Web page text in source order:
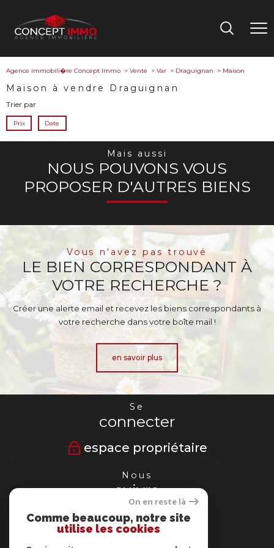
Agence immobili�re Concept Immo Vente Var Draguignan Maison
Maison à vendre Draguignan
Trier par
Prix Date
Mais aussi
NOUS POUVONS VOUS
PROPOSER D'AUTRES BIENS
Vous n'avez pas trouvé
LE BIEN CORRESPONDANT À
VOTRE RECHERCHE ?
Créer une alerte email et recevez les biens correspondants à
votre recherche dans votre boîte mail !
en savoir plus
Se
connecter
espace propriétaire
Nous
suivre
On en reste là
Comme beaucoup, notre site
utilise les cookies